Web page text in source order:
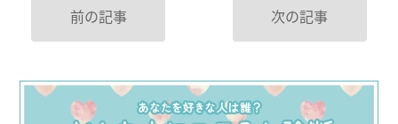
前の記事 次の記事